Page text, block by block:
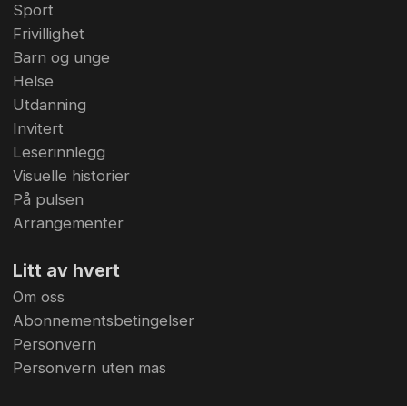
Sport
Frivillighet
Barn og unge
Helse
Utdanning
Invitert
Leserinnlegg
Visuelle historier
På pulsen
Arrangementer
Litt av hvert
Om oss
Abonnementsbetingelser
Personvern
Personvern uten mas